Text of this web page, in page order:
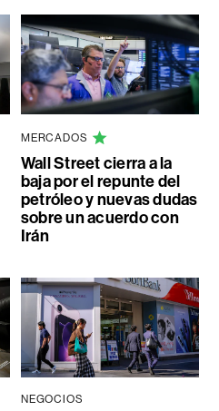
MERCADOS
Wall Street cierra a la
baja por el repunte del
petróleo y nuevas dudas
sobre un acuerdo con
Irán
NEGOCIOS